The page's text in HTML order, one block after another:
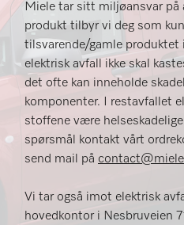
Miele tar sitt miljøansvar på
produkt tilbyr vi deg som
tilsvarende/gamle produktet
elektrisk avfall ikke skal
det ofte kan inneholde
komponenter. I restavfallet
stoffene være
spørsmål kontakt vårt
send mail på
Vi tar også imot elektrisk
hovedkontor i Nesbruveien